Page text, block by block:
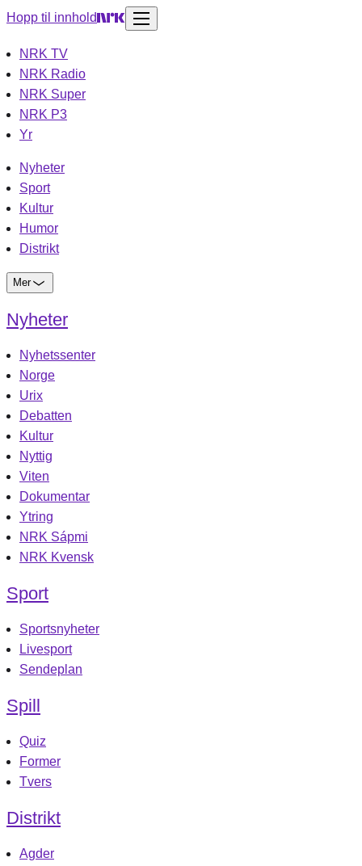
Hopp til innhold
NRK TV
NRK Radio
NRK Super
NRK P3
Yr
Nyheter
Sport
Kultur
Humor
Distrikt
Mer
Nyheter
Nyhetssenter
Norge
Urix
Debatten
Kultur
Nyttig
Viten
Dokumentar
Ytring
NRK Sápmi
NRK Kvensk
Sport
Sportsnyheter
Livesport
Sendeplan
Spill
Quiz
Former
Tvers
Distrikt
Agder